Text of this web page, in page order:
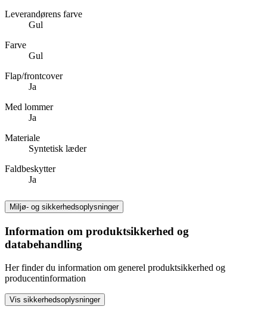
Leverandørens farve
Gul
Farve
Gul
Flap/frontcover
Ja
Med lommer
Ja
Materiale
Syntetisk læder
Faldbeskytter
Ja
Miljø- og sikkerhedsoplysninger
Information om produktsikkerhed og
databehandling
Her finder du information om generel produktsikkerhed og
producentinformation
Vis sikkerhedsoplysninger